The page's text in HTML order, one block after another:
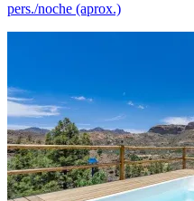
pers./noche (aprox.)